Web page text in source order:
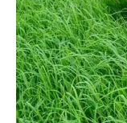
ग्रामीण